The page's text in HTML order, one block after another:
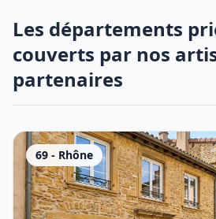
Les départements
couverts par nos
partenaires
69 - Rhône